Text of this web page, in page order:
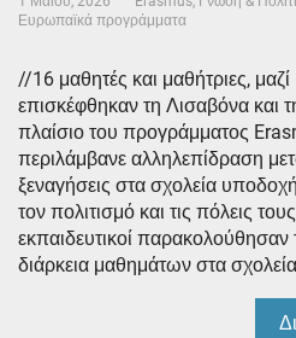
Ευρωπαϊκά προγράμματα
//16 μαθητές και μαθήτριες,
επισκέφθηκαν τη Λισαβόνα και
πλαίσιο του προγράμματος
περιλάμβανε αλληλεπίδραση
ξεναγήσεις στα σχολεία
τον πολιτισμό και τις πόλεις
εκπαιδευτικοί παρακολούθησαν
διάρκεια μαθημάτων στα